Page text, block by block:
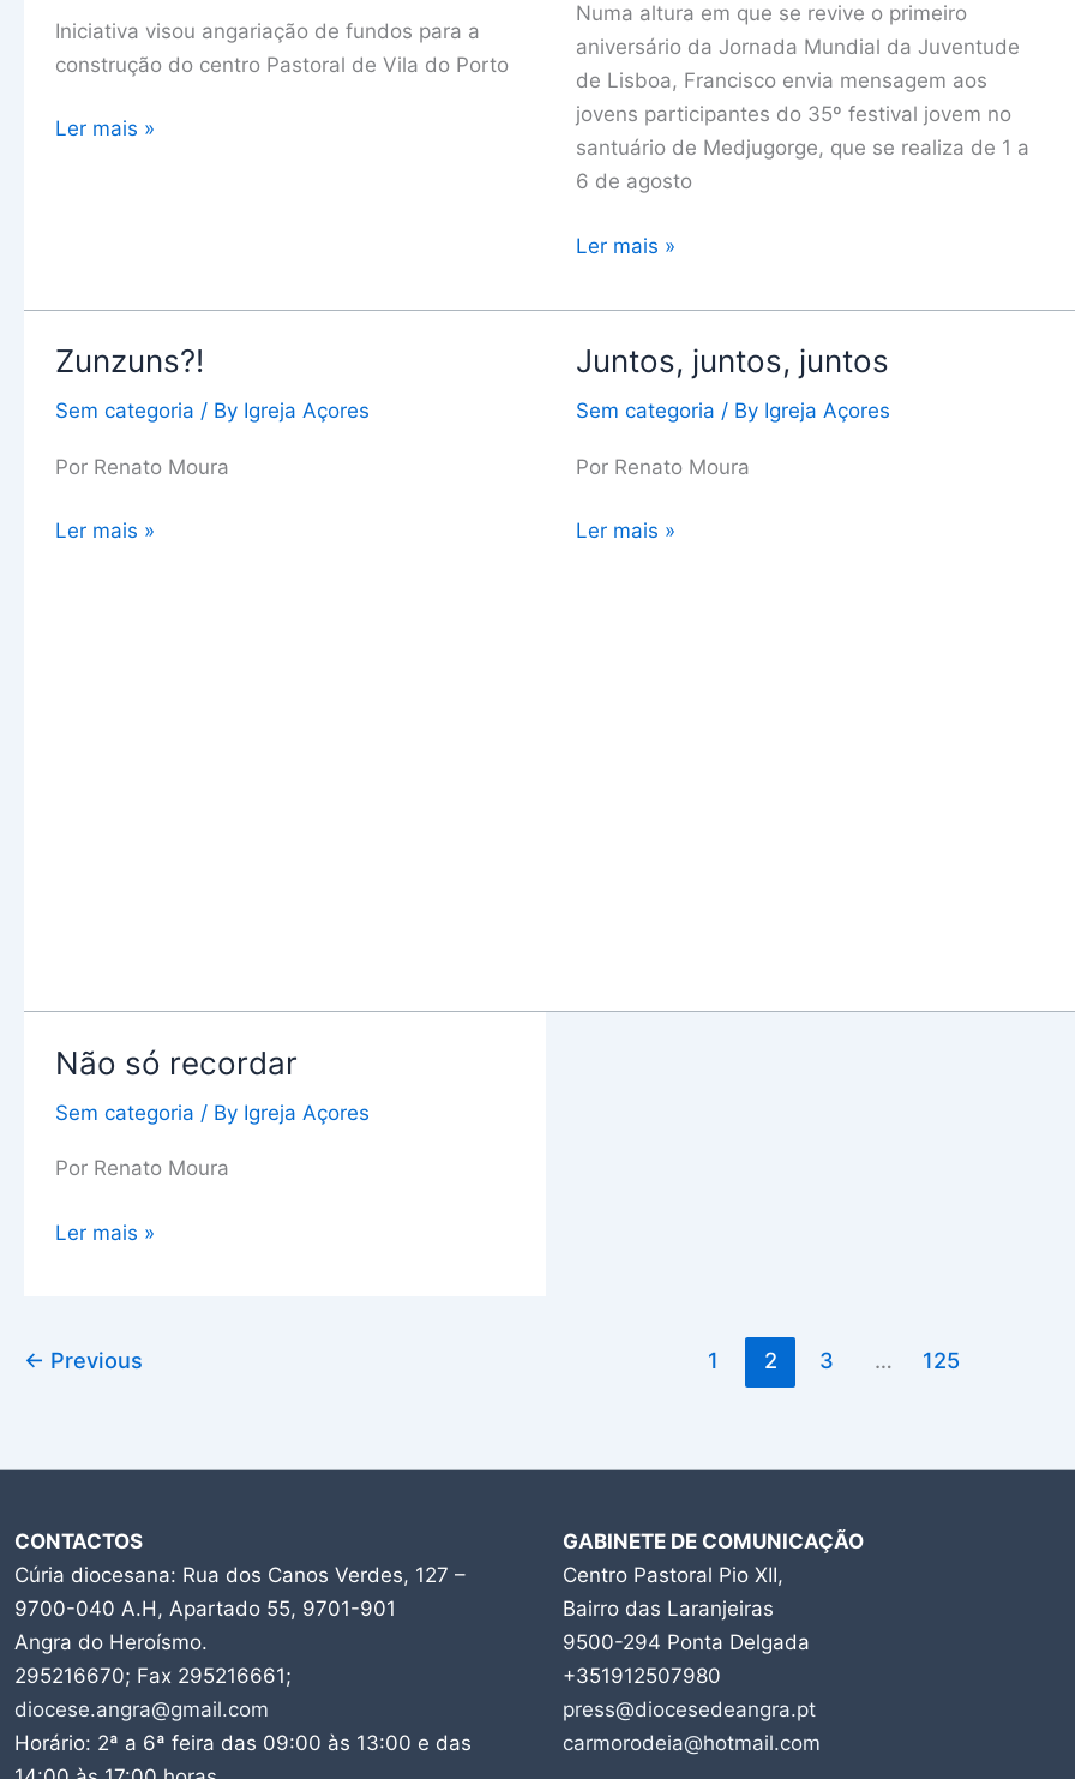
Iniciativa visou angariação de fundos para a
construção do centro Pastoral de Vila do Porto
Ler mais »
Numa altura em que se revive o primeiro
aniversário da Jornada Mundial da Juventude
de Lisboa, Francisco envia mensagem aos
jovens participantes do 35º festival jovem no
santuário de Medjugorge, que se realiza de 1 a
6 de agosto
Ler mais »
Zunzuns?!
Sem categoria / By Igreja Açores
Por Renato Moura
Zunzuns?!
Ler mais »
Juntos, juntos, juntos
Sem categoria / By Igreja Açores
Por Renato Moura
Juntos,
juntos
Ler mais »
Não só recordar
Sem categoria / By Igreja Açores
Por Renato Moura
Não
recordar
Ler mais »
← Previous 1 2 3 … 125
CONTACTOS
Cúria diocesana: Rua dos Canos Verdes, 127 –
9700-040 A.H, Apartado 55, 9701-901
Angra do Heroísmo.
295216670; Fax 295216661;
diocese.angra@gmail.com
Horário: 2ª a 6ª feira das 09:00 às 13:00 e das
GABINETE DE COMUNICAÇÃO
Centro Pastoral Pio XII,
Bairro das Laranjeiras
9500-294 Ponta Delgada
+351912507980
press@diocesedeangra.pt
carmorodeia@hotmail.com